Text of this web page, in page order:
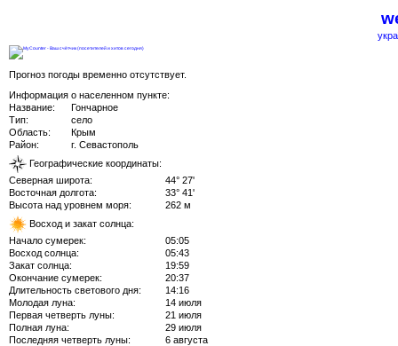
Прогноз погоды временно отсутствует.
Информация о населенном пункте:
Название:
Гончарное
Тип:
село
Область:
Крым
Район:
г. Севастополь
Географические координаты:
Северная широта:
44° 27'
Восточная долгота:
33° 41'
Высота над уровнем моря:
262 м
Восход и закат солнца:
Начало сумерек:
05:05
Восход солнца:
05:43
Закат солнца:
19:59
Окончание сумерек:
20:37
Длительность светового дня:
14:16
Молодая луна:
14 июля
Первая четверть луны:
21 июля
Полная луна:
29 июля
Последняя четверть луны:
6 августа